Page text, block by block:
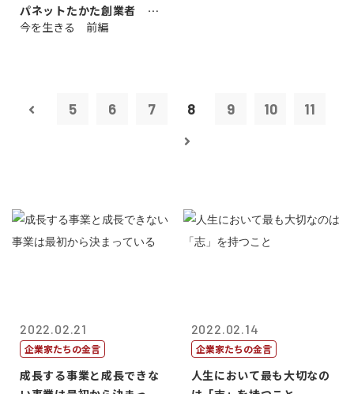
パネットたかた創業者 髙
田 明氏
今を生きる 前編
5 6 7 8 9 10 11
2022.02.21
企業家たちの金言
成長する事業と成長できな
2022.02.14
企業家たちの金言
人生において最も大切なの